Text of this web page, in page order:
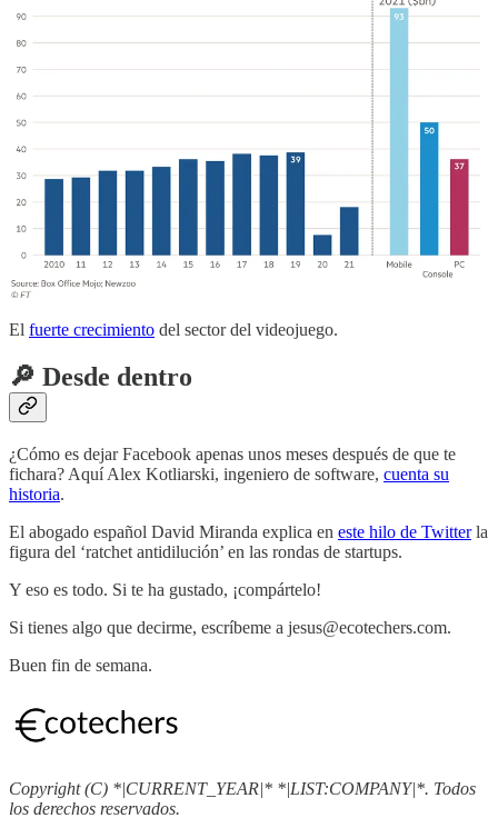
El fuerte crecimiento del sector del videojuego.
🔎 Desde dentro
¿Cómo es dejar Facebook apenas unos meses después de que te
fichara? Aquí Alex Kotliarski, ingeniero de software, cuenta su
historia.
El abogado español David Miranda explica en este hilo de Twitterla
figura del ‘ratchet antidilución’ en las rondas de startups.
Y eso es todo. Si te ha gustado, ¡compártelo!
Si tienes algo que decirme, escríbeme a jesus@ecotechers.com.
Buen fin de semana.
Copyright (C) *|CURRENT_YEAR|* *|LIST:COMPANY|*. Todos
los derechos reservados.